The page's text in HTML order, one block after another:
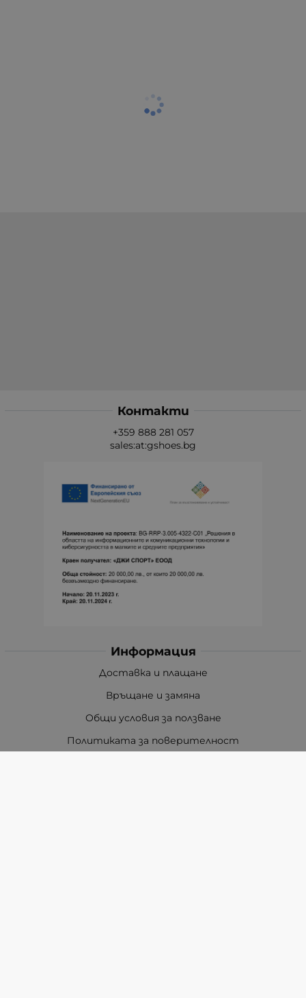
Информация
Доставка и плащане
Връщане и замяна
Общи условия за ползване
Политиката за поверителност
Контакти
+359 888 281 057
sales:at:gshoes.bg